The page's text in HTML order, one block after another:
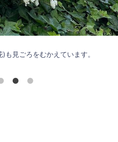
見ごろをむかえています。